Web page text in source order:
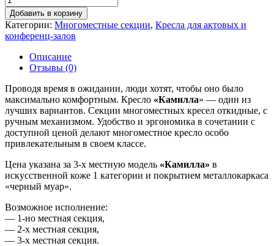
Добавить в корзину
Категории: Многоместные секции, Кресла для актовых и
конференц-залов
Описание
Отзывы (0)
Проводя время в ожидании, люди хотят, чтобы оно было
максимально комфортным. Кресло «Камилла» — один из
лучших вариантов. Секции многоместных кресел откидные, с
ручным механизмом. Удобство и эргономика в сочетании с
доступной ценой делают многоместное кресло особо
привлекательным в своем классе.
Цена указана за 3-х местную модель «Камилла» в
искусственной коже 1 категории и покрытием металлокаркаса
«черный муар».
Возможное исполнение:
— 1-но местная секция,
— 2-х местная секция,
— 3-х местная секция.